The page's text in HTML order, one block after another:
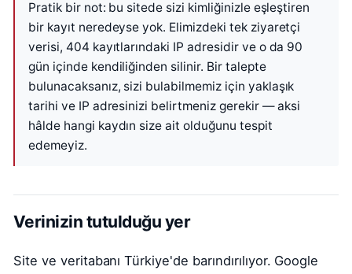
Pratik bir not: bu sitede sizi kimliğinizle eşleştiren
bir kayıt neredeyse yok. Elimizdeki tek ziyaretçi
verisi, 404 kayıtlarındaki IP adresidir ve o da 90
gün içinde kendiliğinden silinir. Bir talepte
bulunacaksanız, sizi bulabilmemiz için yaklaşık
tarihi ve IP adresinizi belirtmeniz gerekir — aksi
hâlde hangi kaydın size ait olduğunu tespit
edemeyiz.
Verinizin tutulduğu yer
Site ve veritabanı Türkiye'de barındırılıyor. Google